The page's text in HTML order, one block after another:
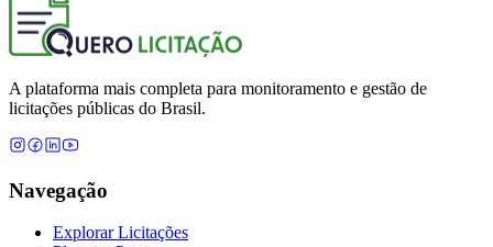
A plataforma mais completa para monitoramento e gestão de
licitações públicas do Brasil.
Navegação
Explorar Licitações